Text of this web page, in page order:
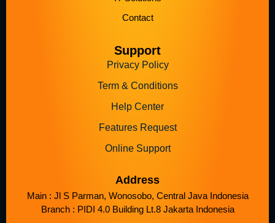
Contact
Support
Privacy Policy
Term & Conditions
Help Center
Features Request
Online Support
Address
Main : Jl S Parman, Wonosobo, Central Java Indonesia
Branch : PIDI 4.0 Building Lt.8 Jakarta Indonesia